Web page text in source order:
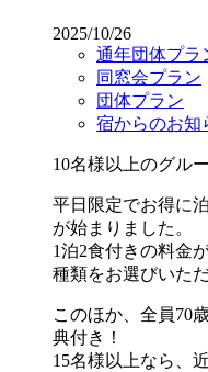
2025/10/26
通年団体プラ
同窓会プラン
団体プラン
宿からのお知
10名様以上のグル
平日限定でお得に
が始まりました。
1泊2食付きの料金
種類をお選びいた
このほか、全員70
典付き！
15名様以上なら、